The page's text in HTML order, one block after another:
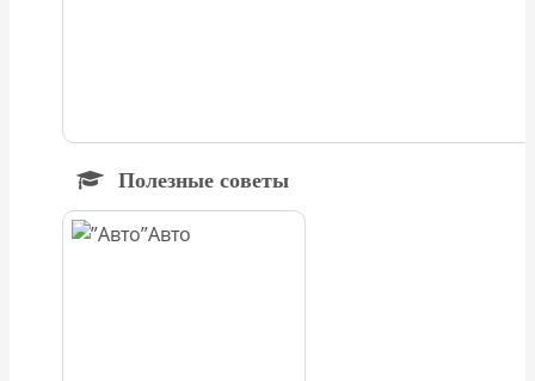
Полезные советы
Авто